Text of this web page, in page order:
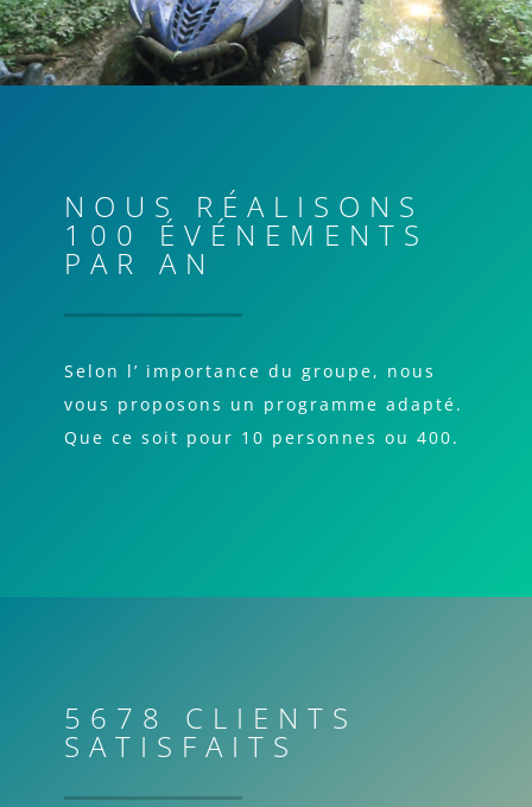
NOUS RÉALISONS
100 ÉVÉNEMENTS
PAR AN
Selon l’ importance du groupe, nous
vous proposons un programme adapté.
Que ce soit pour 10 personnes ou 400.
5678 CLIENTS
SATISFAITS